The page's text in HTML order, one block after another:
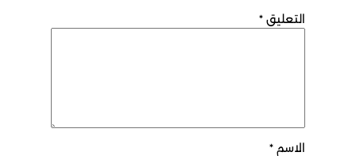
التعليق*
الاسم*